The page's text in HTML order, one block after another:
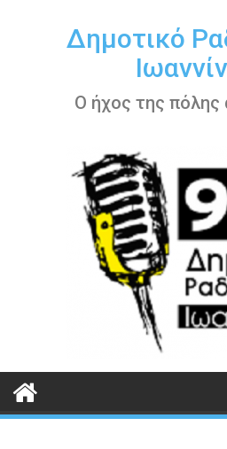
περιεχόμενοΔημοτικό
Ο ήχος της πόλης